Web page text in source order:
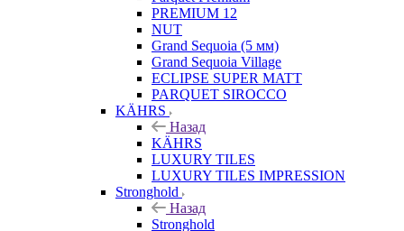
PREMIUM 12
NUT
Grand Sequoia (5 мм)
Grand Sequoia Village
ECLIPSE SUPER MATT
PARQUET SIROCCO
KÄHRS
Назад
KÄHRS
LUXURY TILES
LUXURY TILES IMPRESSION
Stronghold
Назад
Stronghold